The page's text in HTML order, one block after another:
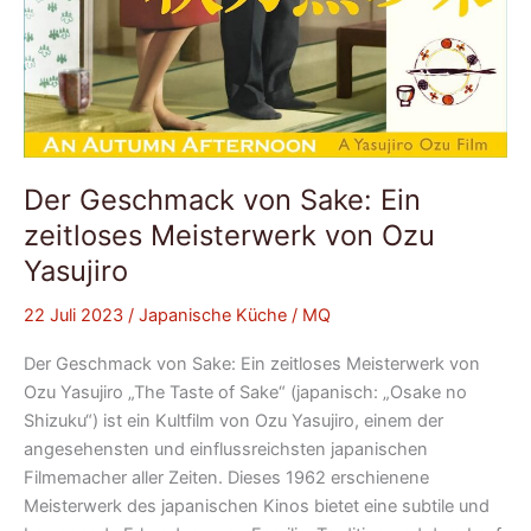
Der Geschmack von Sake: Ein
zeitloses Meisterwerk von Ozu
Yasujiro
22 Juli 2023 / Japanische Küche / MQ
Der Geschmack von Sake: Ein zeitloses Meisterwerk von
Ozu Yasujiro „The Taste of Sake“ (japanisch: „Osake no
Shizuku“) ist ein Kultfilm von Ozu Yasujiro, einem der
angesehensten und einflussreichsten japanischen
Filmemacher aller Zeiten. Dieses 1962 erschienene
Meisterwerk des japanischen Kinos bietet eine subtile und